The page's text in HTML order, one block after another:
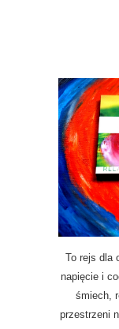
To rejs dla
napięcie i
śmiech,
przestrzeni